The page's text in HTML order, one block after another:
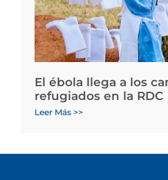
El ébola llega a los
refugiados en la RDC
Leer Más >>